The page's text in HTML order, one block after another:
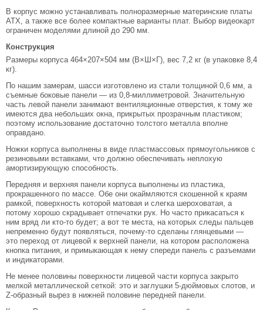
В корпус можно устанавливать полноразмерные материнские платы
ATX, а также все более компактные варианты плат. Выбор видеокарт
ограничен моделями длиной до 290 мм.
Конструкция
Размеры корпуса 464×207×504 мм (В×Ш×Г), вес 7,2 кг (в упаковке 8,4
кг).
По нашим замерам, шасси изготовлено из стали толщиной 0,6 мм, а
съемные боковые панели — из 0,8-миллиметровой. Значительную
часть левой панели занимают вентиляционные отверстия, к тому же
имеются два небольших окна, прикрытых прозрачным пластиком;
поэтому использование достаточно толстого металла вполне
оправдано.
Ножки корпуса выполнены в виде пластмассовых прямоугольников с
резиновыми вставками, что должно обеспечивать неплохую
амортизирующую способность.
Передняя и верхняя панели корпуса выполнены из пластика,
прокрашенного по массе. Обе они окаймляются скошенной к краям
рамкой, поверхность которой матовая и слегка шероховатая, а
потому хорошо скрадывает отпечатки рук. Но часто прикасаться к
ним вряд ли кто-то будет; а вот те места, на которых следы пальцев
непременно будут появляться, почему-то сделаны глянцевыми —
это переход от лицевой к верхней панели, на котором расположена
кнопка питания, и примыкающая к нему спереди панель с разъемами
и индикаторами.
Не менее половины поверхности лицевой части корпуса закрыто
мелкой металлической сеткой: это и заглушки 5-дюймовых слотов, и
Z-образный вырез в нижней половине передней панели.